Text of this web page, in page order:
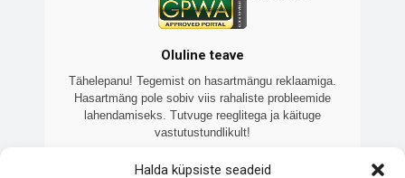
Halda küpsiste seadeid
Oluline teave
Tähelepanu! Tegemist on hasartmängu reklaamiga.
Hasartmäng pole sobiv viis rahaliste probleemide
lahendamiseks. Tutvuge reeglitega ja käituge
vastutustundlikult!
Veebilehte 7kasiino.ee haldab Brooklake OÜ